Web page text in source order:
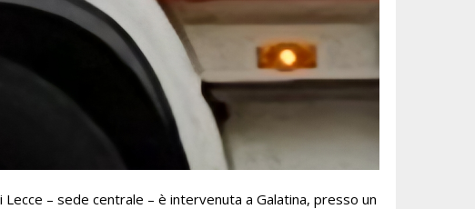
– sede centrale – è intervenuta a Galatina, presso un